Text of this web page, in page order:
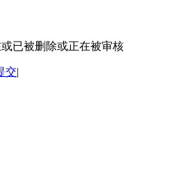
已被删除或正在被审核
交|